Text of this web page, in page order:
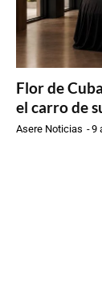
Flor de
el carro de
Asere Noticias -9